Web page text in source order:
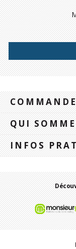
QUI
INFOS